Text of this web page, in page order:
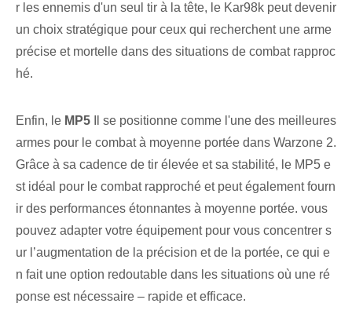
r les ennemis d'un seul tir à la tête, le Kar98k peut devenir
un choix stratégique pour ceux qui recherchent une arme
précise et mortelle dans des situations de combat rapproc
hé.
Enfin, le MP5 Il se positionne comme l'une des meilleures
armes pour le combat à moyenne portée dans Warzone 2.
Grâce à sa cadence de tir élevée et sa stabilité, le MP5 e
st idéal pour le combat rapproché et peut également fourn
ir des performances étonnantes à moyenne portée. vous
pouvez adapter votre équipement pour vous concentrer s
ur l’augmentation de la précision et de la portée, ce qui e
n fait une option redoutable dans les situations où une ré
ponse est nécessaire – rapide et efficace.